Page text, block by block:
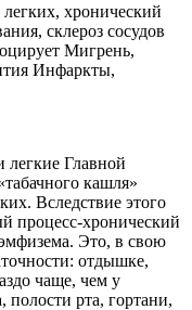
хронический
склероз сосудов
Мигрень,
Инфаркты,
легкие Главной
кашля»
Вследствие этого
процесс-хронический
Это, в свою
отдышке,
чаще, чем у
полости рта, гортани,